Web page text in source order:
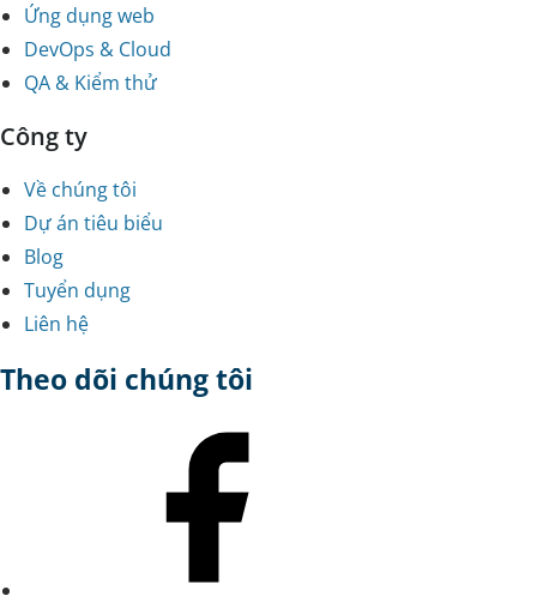
Ứng dụng web
DevOps & Cloud
QA & Kiểm thử
Công ty
Về chúng tôi
Dự án tiêu biểu
Blog
Tuyển dụng
Liên hệ
Theo dõi chúng tôi